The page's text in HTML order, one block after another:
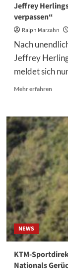
Jeffrey
verpassen“
Ralph Marzahn
Nach
Jeffrey
meldet sich
Mehr erfahrenMehr
„Ich
werde
NEWS
KTM-
Nationals